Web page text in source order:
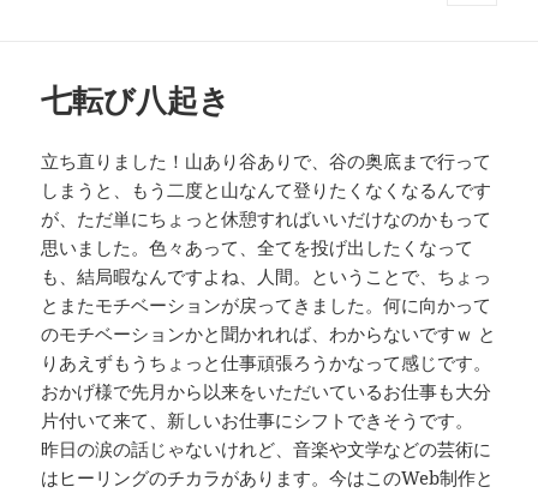
七転び八起き
立ち直りました！山あり谷ありで、谷の奥底まで行って
しまうと、もう二度と山なんて登りたくなくなるんです
が、ただ単にちょっと休憩すればいいだけなのかもって
思いました。色々あって、全てを投げ出したくなって
も、結局暇なんですよね、人間。ということで、ちょっ
とまたモチベーションが戻ってきました。何に向かって
のモチベーションかと聞かれれば、わからないですｗ と
りあえずもうちょっと仕事頑張ろうかなって感じです。
おかげ様で先月から以来をいただいているお仕事も大分
片付いて来て、新しいお仕事にシフトできそうです。
昨日の涙の話じゃないけれど、音楽や文学などの芸術に
はヒーリングのチカラがあります。今はこのWeb制作と